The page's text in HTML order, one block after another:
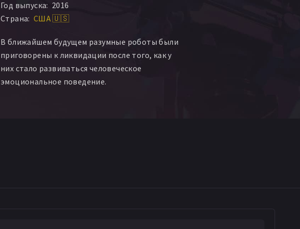
Год выпуска: 2016
Страна: США 🇺🇸
В ближайшем будущем разумные роботы были
приговорены к ликвидации после того, как у
них стало развиваться человеческое
эмоциональное поведение.